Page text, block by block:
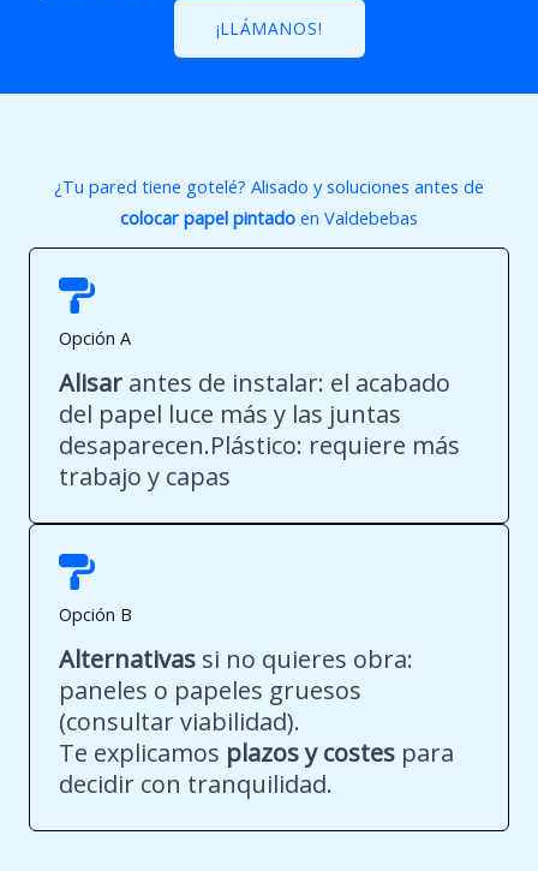
¡LLÁMANOS!
¿Tu pared tiene gotelé? Alisado y soluciones antes de
colocar papel pintado en Valdebebas
Opción A
Alisar antes de instalar: el acabado
del papel luce más y las juntas
desaparecen.Plástico: requiere más
trabajo y capas
Opción B
Alternativas si no quieres obra:
paneles o papeles gruesos
(consultar viabilidad).
Te explicamos plazos y costes para
decidir con tranquilidad.